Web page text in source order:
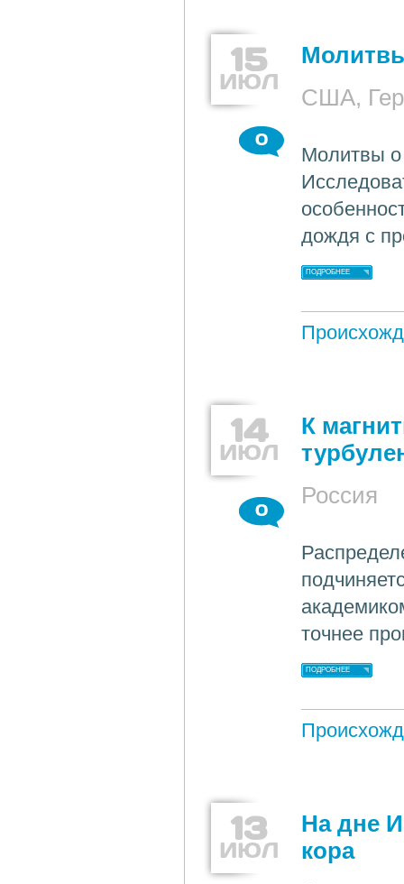
15
ИЮЛ
США,
0
Молитвы о
дождя с
ПОДРОБНЕЕ
14
ИЮЛ
К
Россия
0
точнее
ПОДРОБНЕЕ
13
ИЮЛ
На дне
кора